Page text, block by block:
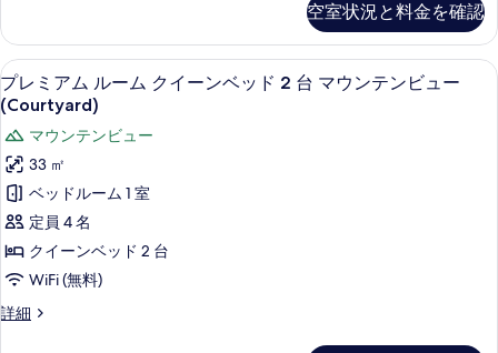
べ
て
の
写
真
を
表
示
す
詳
細
イ
ー
ン
ベ
ッ
ド
台
(Courtyard)
の
す
ム
ル
ー
ム
ク
イ
ー
ン
ベ
ッ
台
の
空室状況と料金を確認
プ
レ
ミ
ア
ム
ル
ー
ム
ク
プレミアム ルーム クイーンベッド
7
プレミアム ルーム クイーンベッド 2 台 マウンテンビュー
(Courtyard)
マウンテンビュー
33 ㎡
ベッドルーム 1 室
定員 4 名
クイーンベッド 2 台
WiFi (無料)
詳細
プ